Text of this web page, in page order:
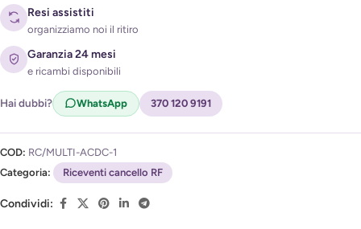
Acconsento al trattamento dei miei dati per ricevere
l'avviso di disponibilità (
Resi assistiti
organizziamo noi il ritiro
Garanzia 24 mesi
e ricambi disponibili
Hai dubbi? WhatsApp 370 120 9191
COD: RC/MULTI-ACDC-1
Categoria:
Riceventi cancello RF
Condividi: